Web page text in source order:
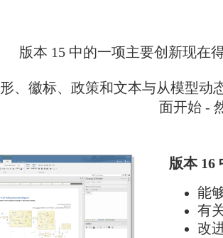
版本 15 中的一项主要创新现在
、徽标、政策和文本与从模型动
面开始 -
版本 16
能
有
改